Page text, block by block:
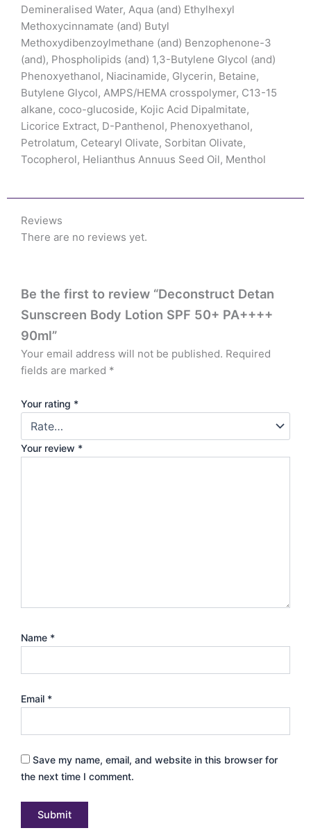
Demineralised Water, Aqua (and) Ethylhexyl
Methoxycinnamate (and) Butyl
Methoxydibenzoylmethane (and) Benzophenone-3
(and), Phospholipids (and) 1,3-Butylene Glycol (and)
Phenoxyethanol, Niacinamide, Glycerin, Betaine,
Butylene Glycol, AMPS/HEMA crosspolymer, C13-15
alkane, coco-glucoside, Kojic Acid Dipalmitate,
Licorice Extract, D-Panthenol, Phenoxyethanol,
Petrolatum, Cetearyl Olivate, Sorbitan Olivate,
Tocopherol, Helianthus Annuus Seed Oil, Menthol
Reviews
There are no reviews yet.
Be the first to review “Deconstruct Detan
Sunscreen Body Lotion SPF 50+ PA++++
90ml”
Your email address will not be published. Required
fields are marked *
Your rating *
Your review *
Name *
Email *
Save my name, email, and website in this browser for
the next time I comment.